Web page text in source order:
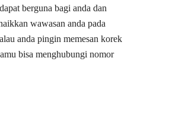
berguna bagi anda dan
wawasan anda pada
anda pingin memesan korek
bisa menghubungi nomor